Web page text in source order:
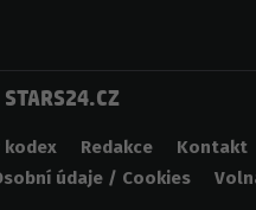
kodex Redakce Kontakt
údaje / Cookies